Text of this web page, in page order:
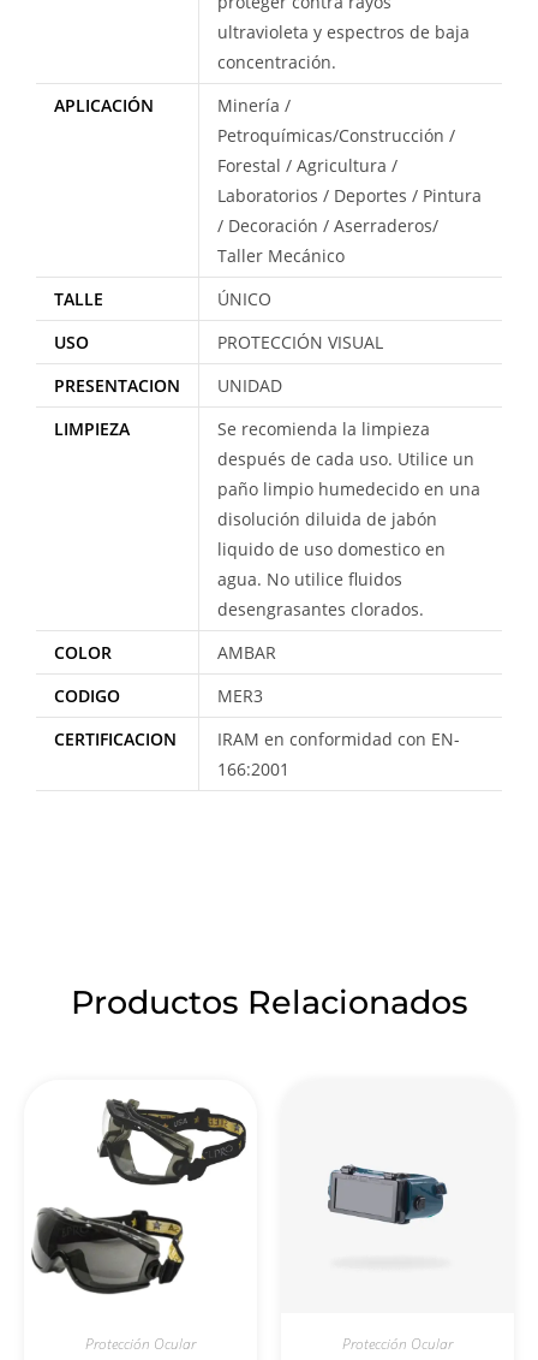
ultravioleta y espectros de baja
concentración.
APLICACIÓN
Minería /
Petroquímicas/Construcción /
Forestal / Agricultura /
Laboratorios / Deportes / Pintura
/ Decoración / Aserraderos/
Taller Mecánico
TALLE
ÚNICO
USO
PROTECCIÓN VISUAL
PRESENTACION
UNIDAD
LIMPIEZA
Se recomienda la limpieza
después de cada uso. Utilice un
paño limpio humedecido en una
disolución diluida de jabón
liquido de uso domestico en
agua. No utilice fluidos
desengrasantes clorados.
COLOR
AMBAR
CODIGO
MER3
CERTIFICACION
IRAM en conformidad con EN-
166:2001
Productos Relacionados
Protección Ocular Protección Ocular